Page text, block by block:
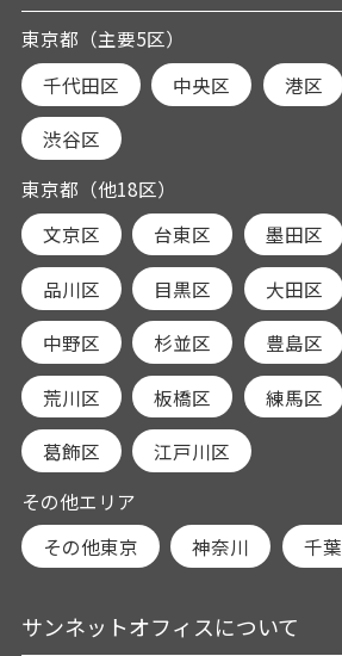
東京都（主要5区）
千代田区
中央区 港区
渋谷区
東京都（他18区）
文京区
台東区 墨田区
品川区 目黒区 大田区
中野区 杉並区 豊島区
荒川区 板橋区 練馬区
葛飾区
江戸川区
その他エリア
その他東京
神奈川 千葉
サンネットオフィスについて